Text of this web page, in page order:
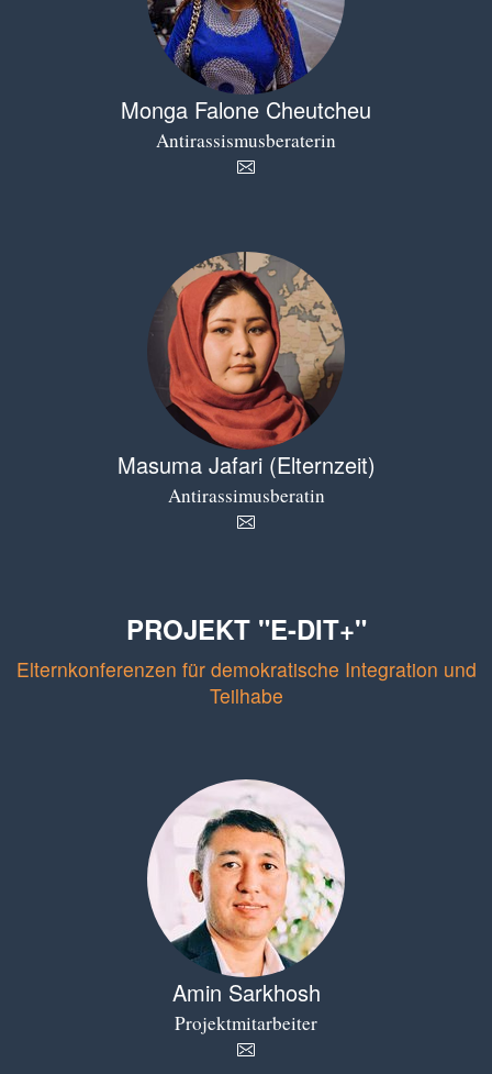
Monga Falone Cheutcheu
Antirassismusberaterin
Masuma Jafari (Elternzeit)
Antirassimusberatin
PROJEKT "E-DIT+"
Elternkonferenzen für demokratische Integration und
Teilhabe
Amin Sarkhosh
Projektmitarbeiter